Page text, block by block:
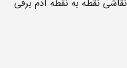
نقاشی نقطه به نقطه آدم برفی